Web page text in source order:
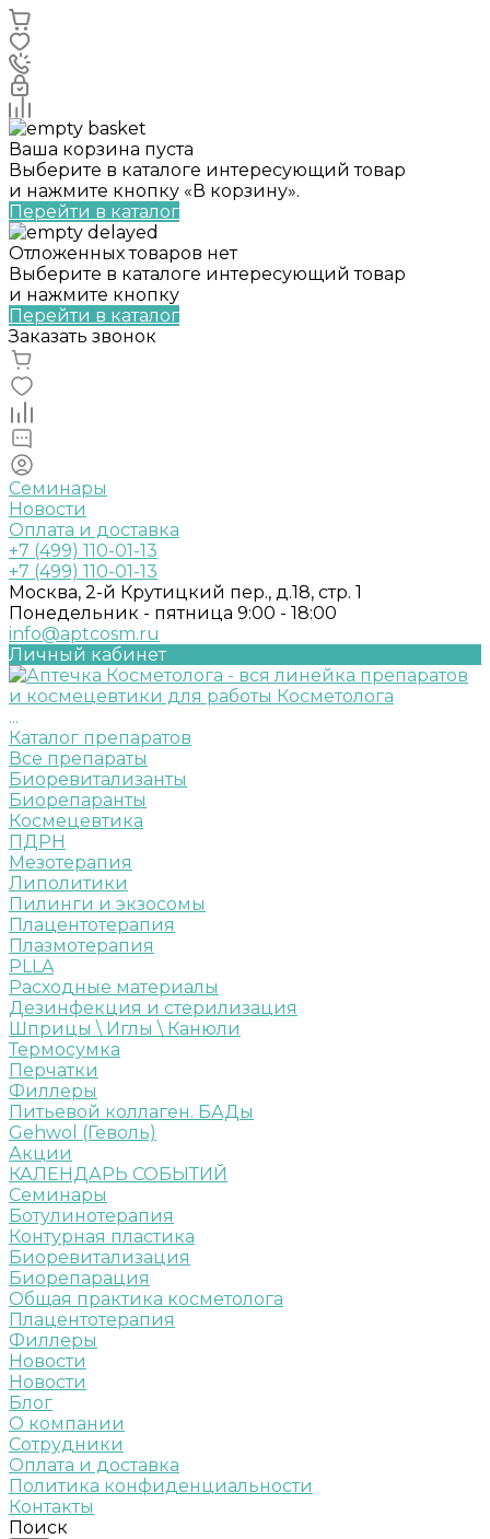
Ваша корзина пуста
Выберите в каталоге интересующий товар
и нажмите кнопку «В корзину».
Перейти в каталог
Отложенных товаров нет
Выберите в каталоге интересующий товар
и нажмите кнопку
Перейти в каталог
Заказать звонок
Семинары
Новости
Оплата и доставка
+7 (499) 110-01-13
+7 (499) 110-01-13
Москва, 2-й Крутицкий пер., д.18, стр. 1
Понедельник - пятница 9:00 - 18:00
info@aptcosm.ru
Личный кабинет
...
Каталог препаратов
Все препараты
Биоревитализанты
Биорепаранты
Космецевтика
ПДРН
Мезотерапия
Липолитики
Пилинги и экзосомы
Плацентотерапия
Плазмотерапия
PLLA
Расходные материалы
Дезинфекция и стерилизация
Шприцы \ Иглы \ Канюли
Термосумка
Перчатки
Филлеры
Питьевой коллаген. БАДы
Gehwol (Геволь)
Акции
КАЛЕНДАРЬ СОБЫТИЙ
Семинары
Ботулинотерапия
Контурная пластика
Биоревитализация
Биорепарация
Общая практика косметолога
Плацентотерапия
Филлеры
Новости
Новости
Блог
О компании
Сотрудники
Оплата и доставка
Политика конфиденциальности
Контакты
Поиск